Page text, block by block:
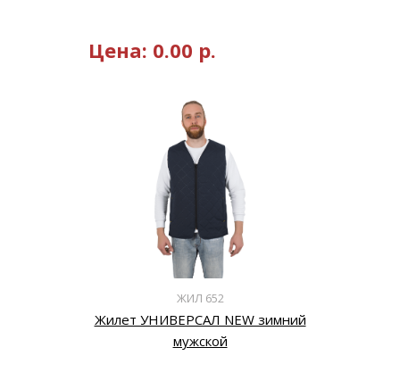
Цена: 0.00 р.
ЖИЛ 652
Жилет УНИВЕРСАЛ NEW зимний
мужской